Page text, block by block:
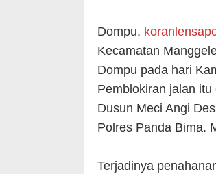
Dompu,
Kecamatan
Dompu pada hari
Pemblokiran jalan
Dusun Meci Angi
Polres Panda Bima.
Terjadinya